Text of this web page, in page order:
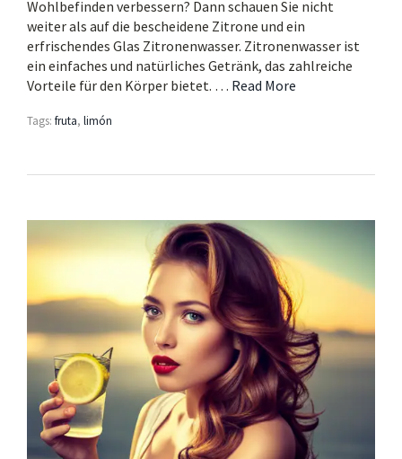
Wohlbefinden verbessern? Dann schauen Sie nicht
weiter als auf die bescheidene Zitrone und ein
erfrischendes Glas Zitronenwasser. Zitronenwasser ist
ein einfaches und natürliches Getränk, das zahlreiche
Vorteile für den Körper bietet. … Read More
Tags: fruta, limón